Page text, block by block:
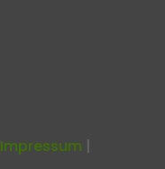
Impressum |